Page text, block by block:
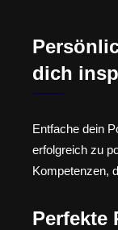
dich
Entfache dein
erfolgreich zu
Kompetenzen,
Perfekte